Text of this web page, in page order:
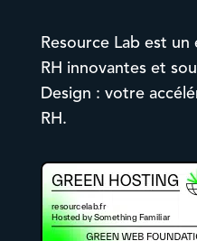
Resource Lab est
RH innovantes et
Design : votre
RH.